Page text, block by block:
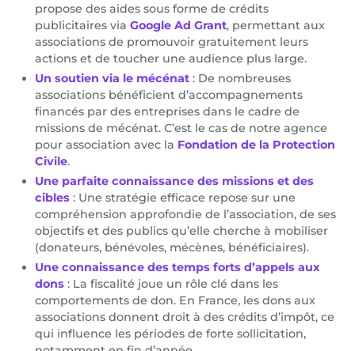
propose des aides sous forme de crédits
publicitaires via Google Ad Grant, permettant aux
associations de promouvoir gratuitement leurs
actions et de toucher une audience plus large.
Un soutien via le mécénat : De nombreuses
associations bénéficient d’accompagnements
financés par des entreprises dans le cadre de
missions de mécénat. C’est le cas de notre agence
pour association avec la Fondation de la Protection
Civile.
Une parfaite connaissance des missions et des
cibles : Une stratégie efficace repose sur une
compréhension approfondie de l’association, de ses
objectifs et des publics qu’elle cherche à mobiliser
(donateurs, bénévoles, mécènes, bénéficiaires).
Une connaissance des temps forts d’appels aux
dons : La fiscalité joue un rôle clé dans les
comportements de don. En France, les dons aux
associations donnent droit à des crédits d’impôt, ce
qui influence les périodes de forte sollicitation,